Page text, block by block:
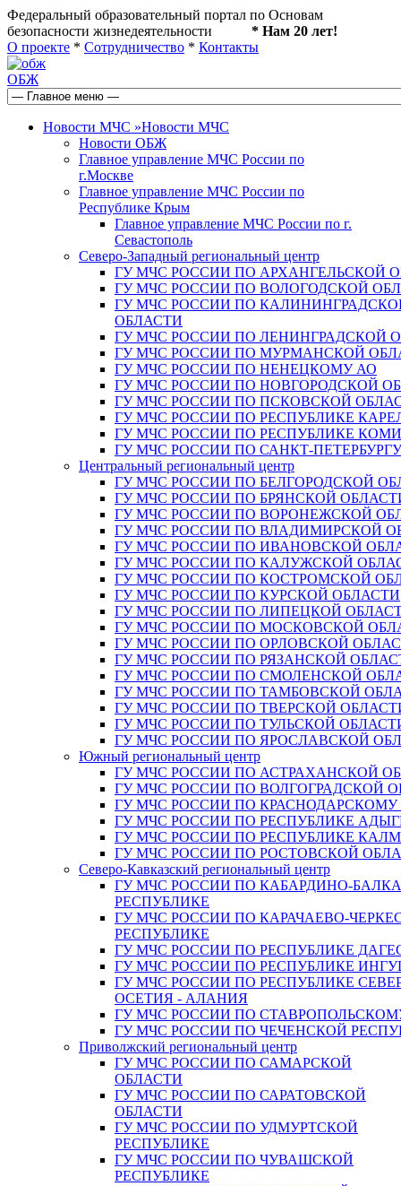
Федеральный образовательный портал по Основам
безопасности жизнедеятельности * Нам 20 лет!
О проекте * Сотрудничество * Контакты
ОБЖ
Новости МЧС »Новости МЧС
Новости ОБЖ
Главное управление МЧС России по
г.Москве
Главное управление МЧС России по
Республике Крым
Главное управление МЧС России по г.
Севастополь
Северо-Западный региональный центр
ГУ МЧС РОССИИ ПО АРХАНГЕЛЬСКОЙ
ГУ МЧС РОССИИ ПО ВОЛОГОДСКОЙ
ГУ МЧС РОССИИ ПО
ОБЛАСТИ
ГУ МЧС РОССИИ ПО ЛЕНИНГРАДСКОЙ
ГУ МЧС РОССИИ ПО МУРМАНСКОЙ
ГУ МЧС РОССИИ ПО НЕНЕЦКОМУ АО
ГУ МЧС РОССИИ ПО НОВГОРОДСКОЙ
ГУ МЧС РОССИИ ПО ПСКОВСКОЙ
ГУ МЧС РОССИИ ПО РЕСПУБЛИКЕ
ГУ МЧС РОССИИ ПО РЕСПУБЛИКЕ КОМИ
ГУ МЧС РОССИИ ПО САНКТ-ПЕТЕРБУРГУ
Центральный региональный центр
ГУ МЧС РОССИИ ПО БЕЛГОРОДСКОЙ
ГУ МЧС РОССИИ ПО БРЯНСКОЙ
ГУ МЧС РОССИИ ПО ВОРОНЕЖСКОЙ
ГУ МЧС РОССИИ ПО ВЛАДИМИРСКОЙ
ГУ МЧС РОССИИ ПО ИВАНОВСКОЙ
ГУ МЧС РОССИИ ПО КАЛУЖСКОЙ
ГУ МЧС РОССИИ ПО КОСТРОМСКОЙ
ГУ МЧС РОССИИ ПО КУРСКОЙ ОБЛАСТИ
ГУ МЧС РОССИИ ПО ЛИПЕЦКОЙ
ГУ МЧС РОССИИ ПО МОСКОВСКОЙ
ГУ МЧС РОССИИ ПО ОРЛОВСКОЙ
ГУ МЧС РОССИИ ПО РЯЗАНСКОЙ
ГУ МЧС РОССИИ ПО СМОЛЕНСКОЙ
ГУ МЧС РОССИИ ПО ТАМБОВСКОЙ
ГУ МЧС РОССИИ ПО ТВЕРСКОЙ
ГУ МЧС РОССИИ ПО ТУЛЬСКОЙ
ГУ МЧС РОССИИ ПО ЯРОСЛАВСКОЙ
Южный региональный центр
ГУ МЧС РОССИИ ПО АСТРАХАНСКОЙ
ГУ МЧС РОССИИ ПО ВОЛГОГРАДСКОЙ
ГУ МЧС РОССИИ ПО
ГУ МЧС РОССИИ ПО РЕСПУБЛИКЕ
ГУ МЧС РОССИИ ПО РЕСПУБЛИКЕ
ГУ МЧС РОССИИ ПО РОСТОВСКОЙ
Северо-Кавказский региональный центр
ГУ МЧС РОССИИ ПО КАБАРДИНО-
РЕСПУБЛИКЕ
ГУ МЧС РОССИИ ПО КАРАЧАЕВО-
РЕСПУБЛИКЕ
ГУ МЧС РОССИИ ПО РЕСПУБЛИКЕ
ГУ МЧС РОССИИ ПО РЕСПУБЛИКЕ
ГУ МЧС РОССИИ ПО РЕСПУБЛИКЕ
ОСЕТИЯ - АЛАНИЯ
ГУ МЧС РОССИИ ПО
ГУ МЧС РОССИИ ПО ЧЕЧЕНСКОЙ
Приволжский региональный центр
ГУ МЧС РОССИИ ПО САМАРСКОЙ
ОБЛАСТИ
ГУ МЧС РОССИИ ПО САРАТОВСКОЙ
ОБЛАСТИ
ГУ МЧС РОССИИ ПО УДМУРТСКОЙ
РЕСПУБЛИКЕ
ГУ МЧС РОССИИ ПО ЧУВАШСКОЙ
РЕСПУБЛИКЕ